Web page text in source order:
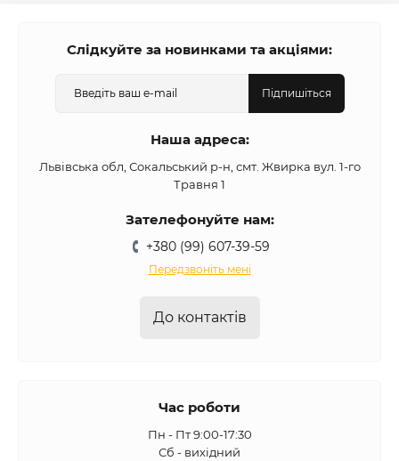
Слідкуйте за новинками та акціями:
Підпишіться
Наша адреса:
Львівська обл, Сокальський р-н, смт. Жвирка вул. 1-го
Травня 1
Зателефонуйте нам:
+380 (99) 607-39-59
Передзвоніть мені
До контактів
Час роботи
Пн - Пт 9:00-17:30
Сб - вихідний